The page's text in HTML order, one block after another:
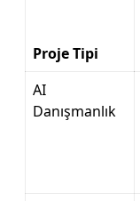
Proje Tipi
AI
Danışmanlık